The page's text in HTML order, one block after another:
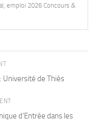
emploi 2026 Concours &
Université de Thiès
d’Entrée dans les